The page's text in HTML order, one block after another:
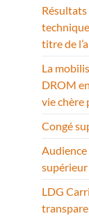
Résultats
titre de
La
DROM
vie chère
Congé
Audience
supérieur
LDG